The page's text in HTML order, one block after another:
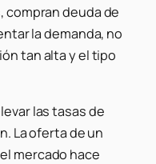
compran deuda de
la demanda, no
tan alta y el tipo
las tasas de
La oferta de un
mercado hace